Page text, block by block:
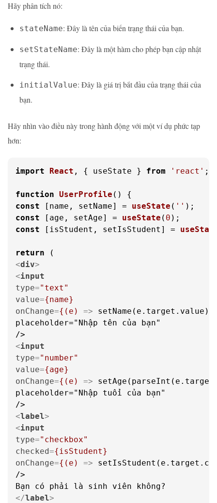
Hãy phân tích nó:
stateName: Đây là tên của biến trạng thái của bạn.
setStateName: Đây là một hàm cho phép bạn cập nhật
trạng thái.
initialValue: Đây là giá trị bắt đầu của trạng thái của
bạn.
Hãy nhìn vào điều này trong hành động với một ví dụ phức tạp
hơn:
import React , { useState } from 'react' ;
function UserProfile (
const [name, setName] = useState ( ''
const [age, setAge] = useState ( 0
const [isStudent, setIsStudent] =
return
<div>
<input
type="text"
value={name}
onChange={(e) => setName(e.target.value)}
placeholder="Nhập tên của bạn"
<input
type="number"
value={age}
onChange={(e) =>
placeholder="Nhập tuổi của bạn"
<label>
<input
type="checkbox"
checked={isStudent}
onChange={(e) =>
/>
</label>